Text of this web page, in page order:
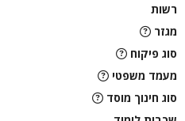
רשות
מגזר
סוג פיקוח
מעמד משפטי
סוג חינוך מוסד